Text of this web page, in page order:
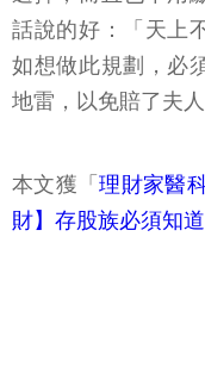
話說的好：「天上
如想做此規劃，必
地雷，以免賠了夫人
本文獲「理財家醫
財】存股族必須知